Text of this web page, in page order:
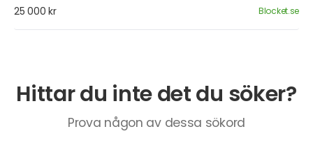
25 000 kr Blocket.se
Hittar du inte det du söker?
Prova någon av dessa sökord